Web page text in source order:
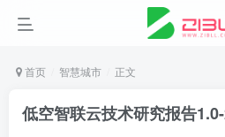
首页 智慧城市 正文
低空智联云技术研究报告